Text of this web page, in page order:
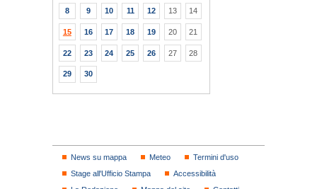
8 9 10 11 12 13 14
15 16 17 18 19 20 21
22 23 24 25 26 27 28
29 30
News su mappa Meteo
Termini d'uso
Stage all'Ufficio Stampa
Accessibilità